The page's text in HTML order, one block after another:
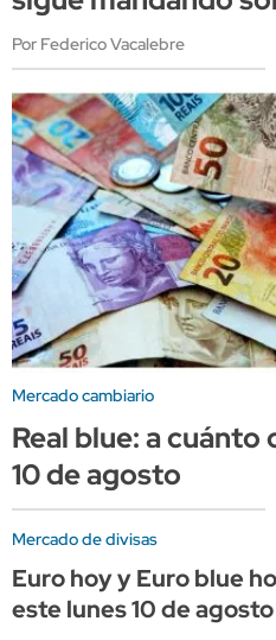
Por Federico Vacalebre
Mercado cambiario
Real blue: a
10 de agosto
Mercado de divisas
Euro hoy y Euro blue
este lunes 10 de agosto